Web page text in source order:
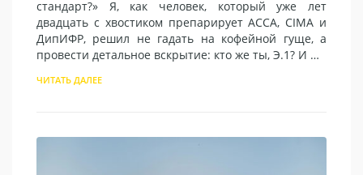
стандарт?» Я, как человек, который уже лет
двадцать с хвостиком препарирует ACCA, CIMA и
ДипИФР, решил не гадать на кофейной гуще, а
провести детальное вскрытие: кто же ты, Э.1? И …
ЧИТАТЬ ДАЛЕЕ